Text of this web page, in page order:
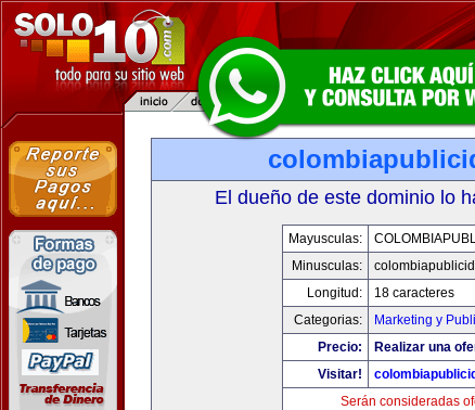
El dueño de este dominio lo
Mayusculas:
Minusculas:
Longitud:
18 caracteres
Categorias:
Marketing y
Precio:
Realizar una
Visitar!
Serán consideradas